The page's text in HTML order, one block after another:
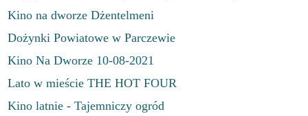
Kino na dworze Dżentelmeni
Dożynki Powiatowe w Parczewie
Kino Na Dworze 10-08-2021
Lato w mieście THE HOT FOUR
Kino latnie - Tajemniczy ogród